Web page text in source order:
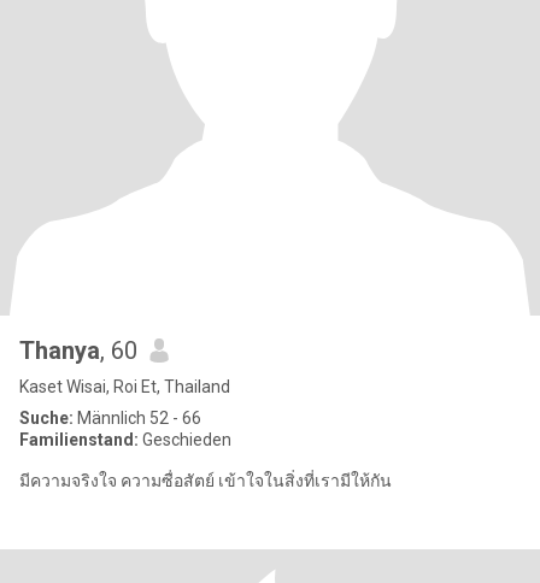
Thanya, 60
Kaset Wisai, Roi Et, Thailand
Suche: Männlich 52 - 66
Familienstand: Geschieden
มีความจริงใจ ความซื่อสัตย์ เข้าใจในสิ่งที่เรามีให้กัน